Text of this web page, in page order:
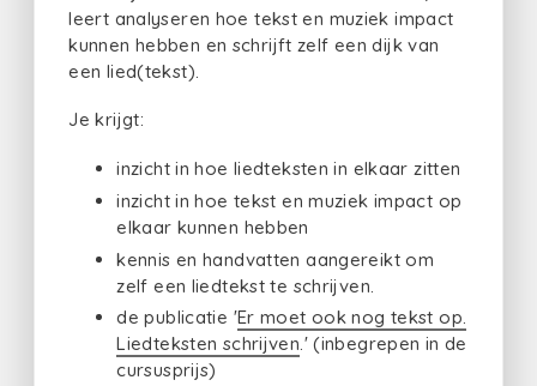
leert analyseren hoe tekst en muziek impact
kunnen hebben en schrijft zelf een dijk van
een lied(tekst).
Je krijgt:
inzicht in hoe liedteksten in elkaar zitten
inzicht in hoe tekst en muziek impact op
elkaar kunnen hebben
kennis en handvatten aangereikt om
zelf een liedtekst te schrijven.
de publicatie 'Er moet ook nog tekst op.
Liedteksten schrijven.' (inbegrepen in de
cursusprijs)